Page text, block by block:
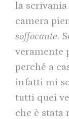
la
camera
soffocante.
veramente
perché a
infatti mi
tutti quei
che è stata